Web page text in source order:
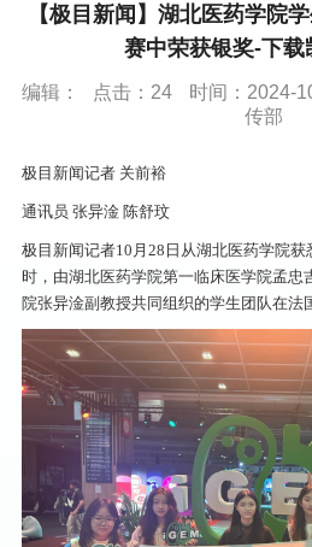
【极目新闻】湖北医药学院
赛中荣获银奖-下载
编辑： 点击： 24 时间：2024-
传部
极目新闻记者 关前裕
通讯员 张异淦 陈舒玟
极目新闻记者10月28日从湖北医药学院获
时，由湖北医药学院第一临床医学院孟忠
院张异淦副教授共同组织的学生团队在法